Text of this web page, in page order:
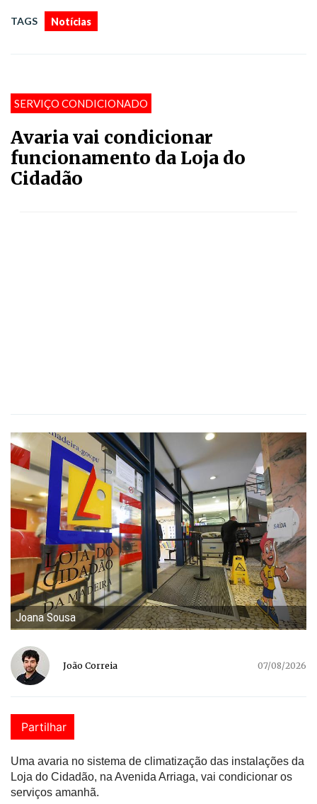
TAGS Notícias
SERVIÇO CONDICIONADO
Avaria vai condicionar
funcionamento da Loja do
Cidadão
Joana Sousa
João Correia 07/08/2026
Partilhar
Uma avaria no sistema de climatização das instalações da
Loja do Cidadão, na Avenida Arriaga, vai condicionar os
serviços amanhã.